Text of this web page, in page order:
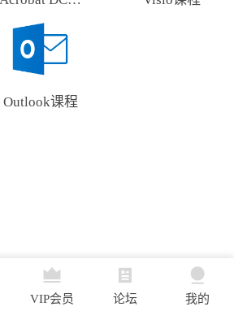
Outlook课程
VIP会员 论坛 我的